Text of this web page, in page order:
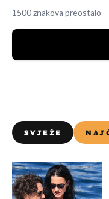
1500 znakova preostalo
SVJEŽE